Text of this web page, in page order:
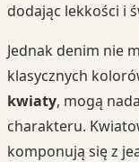
dodając lekkości i
Jednak denim nie
klasycznych
kwiaty, mogą
charakteru.
komponują się z